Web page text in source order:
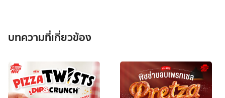
บทความที่เกี่ยวข้อง